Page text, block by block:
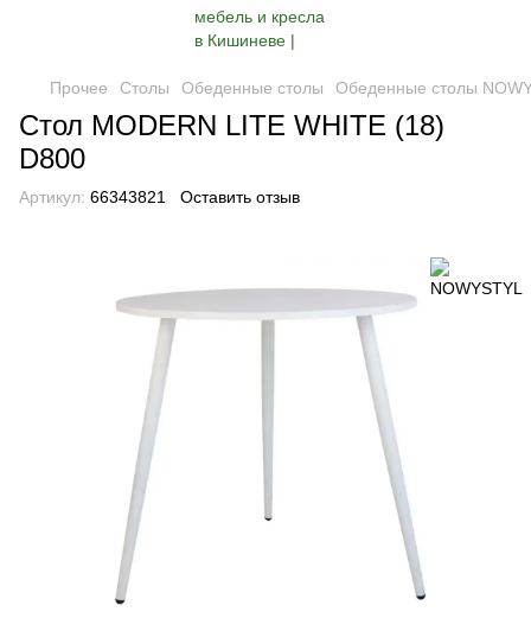
Прочее Столы Обеденные столы Обеденные столы
Стол MODERN LITE WHITE (18)
D800
Артикул: 66343821 Оставить отзыв